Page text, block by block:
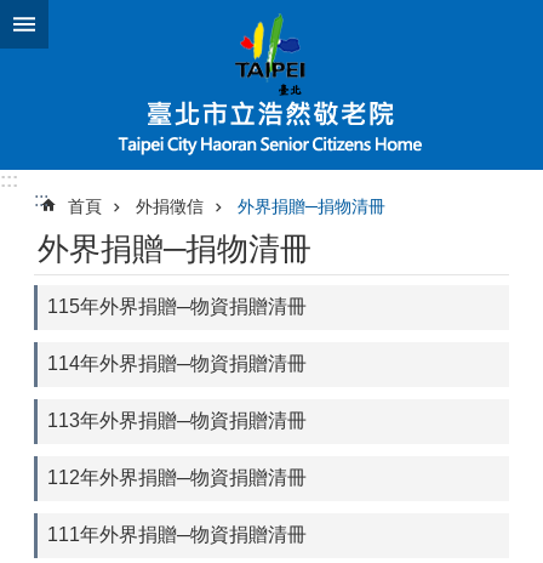
跳到主要內容區塊
:::
:::
首頁 外捐徵信 外界捐贈─捐物清冊
外界捐贈─捐物清冊
115年外界捐贈─物資捐贈清冊
114年外界捐贈─物資捐贈清冊
113年外界捐贈─物資捐贈清冊
112年外界捐贈─物資捐贈清冊
111年外界捐贈─物資捐贈清冊